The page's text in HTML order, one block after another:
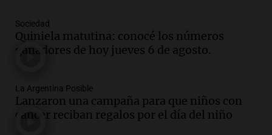
la ciudad tras la tragedia
Panorama Federal
Episodios
explosión en edificio de Montiagudo
Panorama Federal
Episodios
Sociedad
Quiniela matutina: conocé los números
ganadores de hoy jueves 6 de agosto.
La Argentina Posible
Lanzaron una campaña para que niños con
cáncer reciban regalos por el día del niño